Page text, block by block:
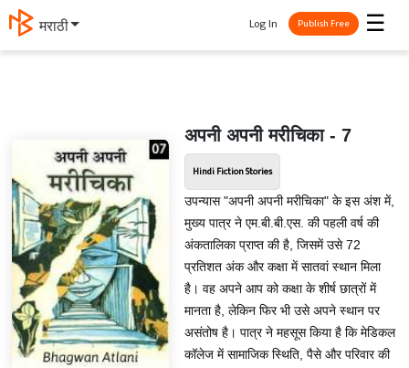
मराठी ☰
Log In Publish Free
अपनी अपनी मरीचिका - 7
Hindi Fiction Stories
उपन्यास "अपनी अपनी मरीचिका" के इस अंश में,
मुख्य पात्र ने एम.बी.बी.एस. की पहली वर्ष की
अंकतालिका प्राप्त की है, जिसमें उसे 72
प्रतिशत अंक और कक्षा में सातवां स्थान मिला
है। वह अपने आप को कक्षा के शीर्ष छात्रों में
मानता है, लेकिन फिर भी उसे अपने स्थान पर
असंतोष है। पात्र ने महसूस किया है कि मेडिकल
कॉलेज में सामाजिक स्थिति, पैसे और परिवार की